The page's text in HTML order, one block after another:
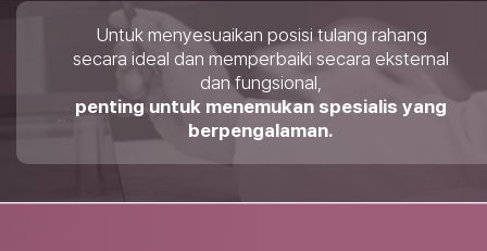
Untuk menyesuaikan posisi tulang rahang
secara ideal dan memperbaiki secara eksternal
dan fungsional,
penting untuk menemukan spesialis yang
berpengalaman.